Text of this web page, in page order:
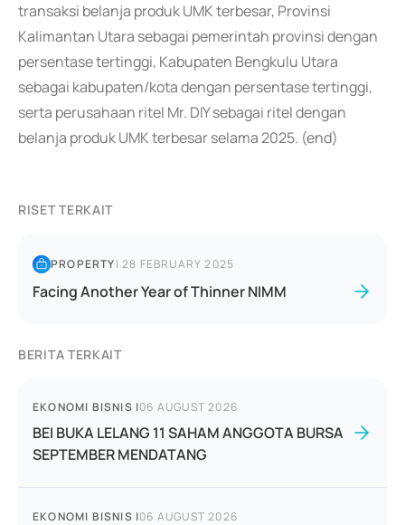
transaksi belanja produk UMK terbesar, Provinsi
Kalimantan Utara sebagai pemerintah provinsi dengan
persentase tertinggi, Kabupaten Bengkulu Utara
sebagai kabupaten/kota dengan persentase tertinggi,
serta perusahaan ritel Mr. DIY sebagai ritel dengan
belanja produk UMK terbesar selama 2025. (end)
RISET TERKAIT
PROPERTY|28 FEBRUARY 2025
Facing Another Year of Thinner NIMM
BERITA TERKAIT
EKONOMI BISNIS |06 AUGUST 2026
BEI BUKA LELANG 11 SAHAM ANGGOTA BURSA
SEPTEMBER MENDATANG
EKONOMI BISNIS |06 AUGUST 2026